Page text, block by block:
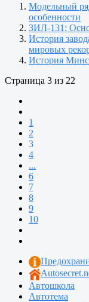
Модельный
особенности
ЗИЛ-131:
История
мировых
История
Страница 3 из 22
1
2
3
4
...
6
7
8
9
10
Автошкола
Автотема